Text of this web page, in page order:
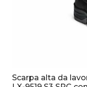
Scarpa alta da